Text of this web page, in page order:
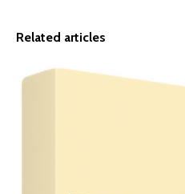
Related articles